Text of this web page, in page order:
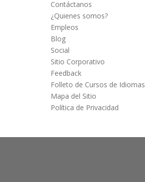
Contáctanos
¿Quienes somos?
Empleos
Blog
Social
Sitio Corporativo
Feedback
Folleto de Cursos de Idiomas
Mapa del Sitio
Política de Privacidad